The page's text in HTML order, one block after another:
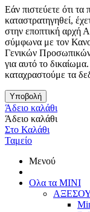
Εάν πιστεύετε ότι
καταστρατηγηθεί,
στην εποπτική αρχή
σύμφωνα με τον
Γενικών
για αυτό το
καταχραστούμε τα
Υποβολή
Άδειο καλάθι
Άδειο καλάθι
Στο Καλάθι
Ταμείο
Μενού
Ολα τα ΜΙΝΙ